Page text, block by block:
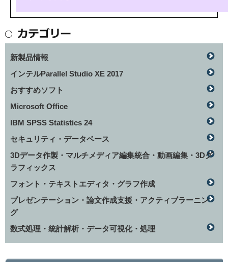
新製品情報
インテルParallel Studio XE 2017
おすすめソフト
Microsoft Office
IBM SPSS Statistics 24
セキュリティ・データベース
3Dデータ作製・マルチメディア編集統合・動画編集・3Dグ
ラフィックス
フォント・テキストエディタ・グラフ作成
プレゼンテーション・論文作成支援・アクティブラーニン
グ
数式処理・統計解析・データ可視化・処理